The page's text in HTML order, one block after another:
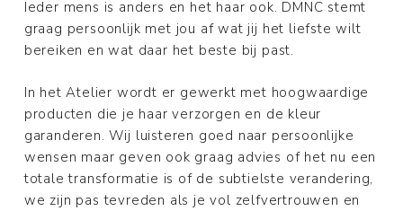
Ieder mens is anders en het haar ook. DMNC stemt
graag persoonlijk met jou af wat jij het liefste wilt
bereiken en wat daar het beste bij past.
In het Atelier wordt er gewerkt met hoogwaardige
producten die je haar verzorgen en de kleur
garanderen. Wij luisteren goed naar persoonlijke
wensen maar geven ook graag advies of het nu een
totale transformatie is of de subtielste verandering,
we zijn pas tevreden als je vol zelfvertrouwen en